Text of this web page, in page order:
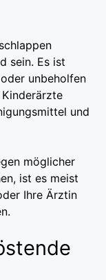
sein. Es ist
unbeholfen
und
möglicher
ist es meist
Ihre Ärztin